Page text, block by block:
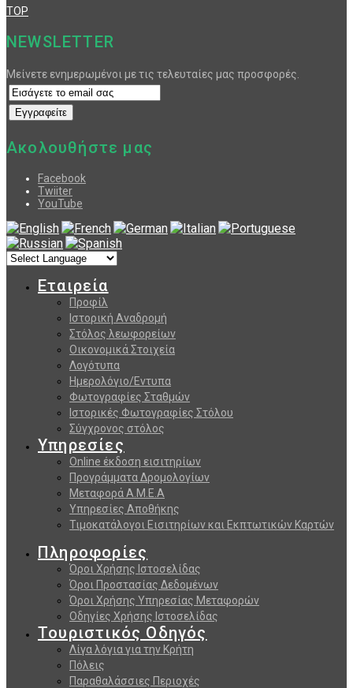
TOP
NEWSLETTER
Μείνετε ενημερωμένοι με τις τελευταίες μας προσφορές.
Ακολουθήστε μας
Facebook
Twiiter
YouTube
Εταιρεία
Προφίλ
Ιστορική Αναδρομή
Στόλος λεωφορείων
Οικονομικά Στοιχεία
Λογότυπα
Ημερολόγιο/Εντυπα
Φωτογραφίες Σταθμών
Ιστορικές Φωτογραφίες Στόλου
Σύγχρονος στόλος
Υπηρεσίες
Online έκδοση εισιτηρίων
Προγράμματα Δρομολογίων
Μεταφορά Α.Μ.Ε.Α
Υπηρεσίες Αποθήκης
Τιμοκατάλογοι Εισιτηρίων και Εκπτωτικών Καρτών
Πληροφορίες
Όροι Χρήσης Ιστοσελίδας
Όροι Προστασίας Δεδομένων
Όροι Χρήσης Υπηρεσίας Μεταφορών
Οδηγίες Χρήσης Ιστοσελίδας
Τουριστικός Οδηγός
Λίγα λόγια για την Κρήτη
Πόλεις
Παραθαλάσσιες Περιοχές